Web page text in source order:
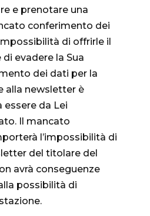
e prenotare una
conferimento dei
di offrirle il
evadere la Sua
dei dati per la
alla newsletter è
da Lei
Il mancato
l’impossibilità di
del titolare del
avrà conseguenze
possibilità di